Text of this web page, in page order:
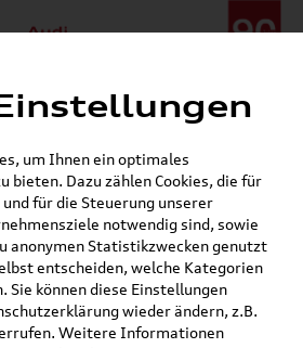
/ 870 72 87
19:00 Uhr Sa. 09:00 - 13:00 Uhr
Uhr Sa. 08:00 - 13:00 Uhr
um Ihnen ein optimales
bieten. Dazu zählen Cookies, die für
für die Steuerung unserer
notwendig sind, sowie
anonymen Statistikzwecken genutzt
entscheiden, welche Kategorien
Sie können diese Einstellungen
wieder ändern, z.B.
Weitere Informationen